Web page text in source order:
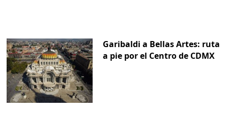
Garibaldi a Bellas Artes: ruta
a pie por el Centro de CDMX